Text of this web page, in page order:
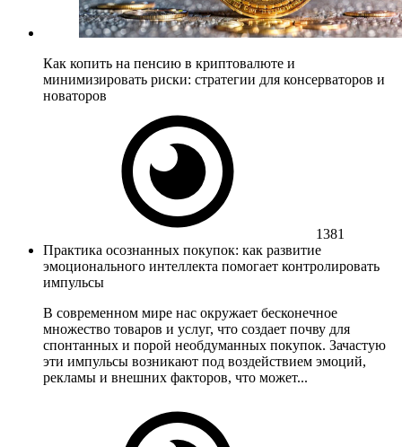
Как копить на пенсию в криптовалюте и
минимизировать риски: стратегии для консерваторов и
новаторов
1381
Практика осознанных покупок: как развитие
эмоционального интеллекта помогает контролировать
импульсы
В современном мире нас окружает бесконечное
множество товаров и услуг, что создает почву для
спонтанных и порой необдуманных покупок. Зачастую
эти импульсы возникают под воздействием эмоций,
рекламы и внешних факторов, что может...